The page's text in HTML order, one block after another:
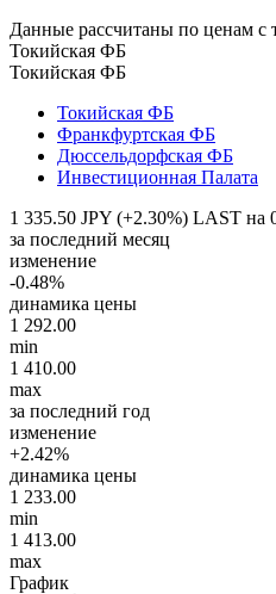
Данные рассчитаны по ценам с
Токийская ФБ
Токийская ФБ
Токийская ФБ
Франкфуртская ФБ
Дюссельдорфская ФБ
Инвестиционная Палата
1 335.50 JPY (+2.30%) LAST на
за последний месяц
изменение
-0.48%
динамика цены
1 292.00
min
1 410.00
max
за последний год
изменение
+2.42%
динамика цены
1 233.00
min
1 413.00
max
График